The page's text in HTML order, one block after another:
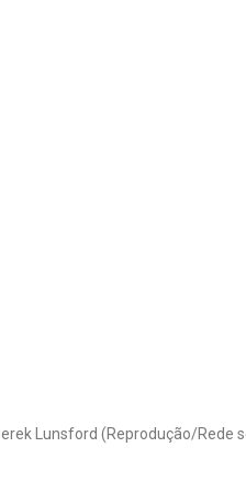
Lunsford (Reprodução/Rede